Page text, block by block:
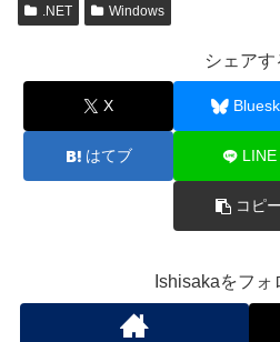
.NET Windows
シェアす
X
はてブ LINE
コピー
Ishisakaをフォ